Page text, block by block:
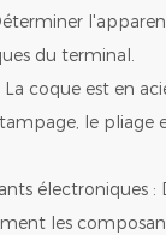
du terminal.
coque est en
le
électroniques
les